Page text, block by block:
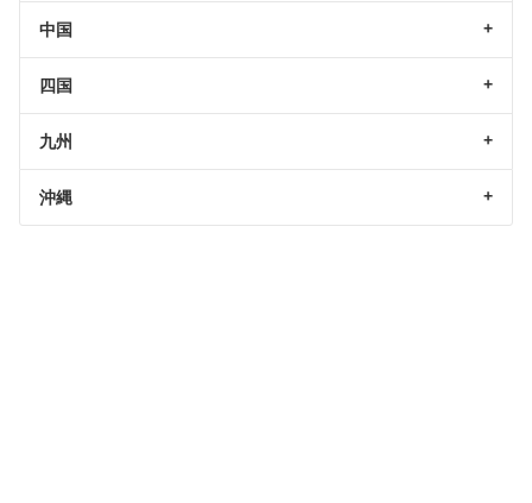
中国
四国
九州
沖縄